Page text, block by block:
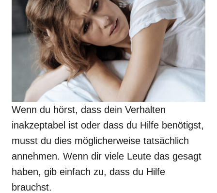
Wenn du hörst, dass dein Verhalten
inakzeptabel ist oder dass du Hilfe benötigst,
musst du dies möglicherweise tatsächlich
annehmen. Wenn dir viele Leute das gesagt
haben, gib einfach zu, dass du Hilfe
brauchst.